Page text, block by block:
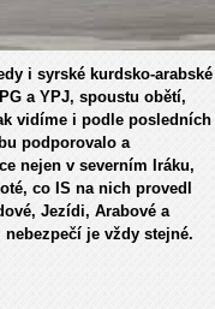
i syrské kurdsko-arabské
a YPJ, spoustu obětí,
vidíme i podle posledních
podporovalo a
nejen v severním Iráku,
co IS na nich provedl
Jezídi, Arabové a
je vždy stejné.